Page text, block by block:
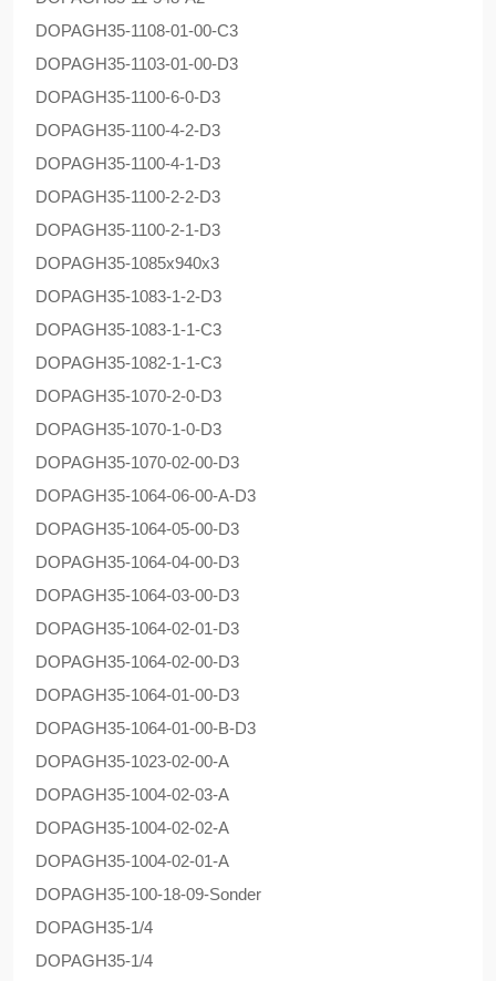
DOPAGH35-1108-01-00-C3
DOPAGH35-1103-01-00-D3
DOPAGH35-1100-6-0-D3
DOPAGH35-1100-4-2-D3
DOPAGH35-1100-4-1-D3
DOPAGH35-1100-2-2-D3
DOPAGH35-1100-2-1-D3
DOPAGH35-1085x940x3
DOPAGH35-1083-1-2-D3
DOPAGH35-1083-1-1-C3
DOPAGH35-1082-1-1-C3
DOPAGH35-1070-2-0-D3
DOPAGH35-1070-1-0-D3
DOPAGH35-1070-02-00-D3
DOPAGH35-1064-06-00-A-D3
DOPAGH35-1064-05-00-D3
DOPAGH35-1064-04-00-D3
DOPAGH35-1064-03-00-D3
DOPAGH35-1064-02-01-D3
DOPAGH35-1064-02-00-D3
DOPAGH35-1064-01-00-D3
DOPAGH35-1064-01-00-B-D3
DOPAGH35-1023-02-00-A
DOPAGH35-1004-02-03-A
DOPAGH35-1004-02-02-A
DOPAGH35-1004-02-01-A
DOPAGH35-100-18-09-Sonder
DOPAGH35-1/4
DOPAGH35-1/4